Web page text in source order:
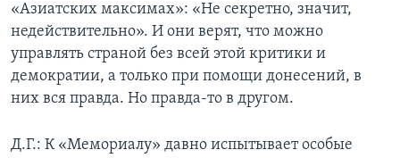
«Азиатских максимах»: «Не секретно, значит,
недействительно». И они верят, что можно
управлять страной без всей этой критики и
демократии, а только при помощи донесений, в
них вся правда. Но правда-то в другом.
Д.Г.: К «Мемориалу» давно испытывает особые